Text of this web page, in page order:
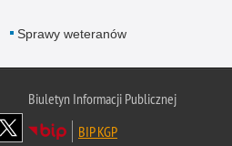
Sprawy weteranów
Biuletyn Informacji Publicznej
BIP KGP